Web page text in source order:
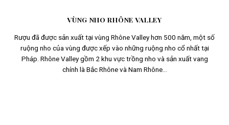
VÙNG NHO RHÔNE VALLEY
Rượu đã được sản xuất tại vùng Rhône Valley hơn 500 năm, một số
ruộng nho của vùng được xếp vào những ruộng nho cổ nhất tại
Pháp. Rhône Valley gồm 2 khu vực trồng nho và sản xuất vang
chính là Bắc Rhône và Nam Rhône...